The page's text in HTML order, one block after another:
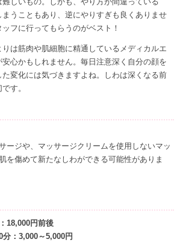
まうこともあり、逆にやりすぎも良くありませ
フに行ってもらうのがベスト！
りは筋肉や肌細胞に精通しているメディカルエ
安心かもしれません。毎日注意深く自分の顔を
変化には気づきますよね。しわは深くなる前
す。
ージや、マッサージクリームを使用しないマッ
を傷めて新たなしわができる可能性がありま
18,000円前後
：3,000～5,000円